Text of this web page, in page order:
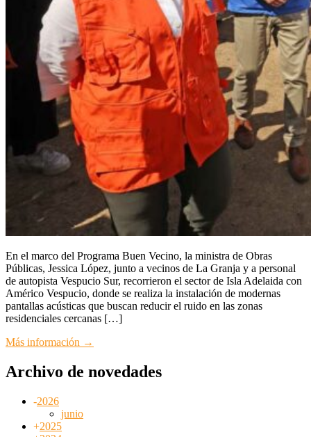
En el marco del Programa Buen Vecino, la ministra de Obras
Públicas, Jessica López, junto a vecinos de La Granja y a personal
de autopista Vespucio Sur, recorrieron el sector de Isla Adelaida con
Américo Vespucio, donde se realiza la instalación de modernas
pantallas acústicas que buscan reducir el ruido en las zonas
residenciales cercanas […]
Más información →
Archivo de novedades
-2026
junio
+2025